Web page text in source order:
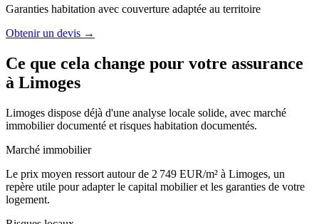
Garanties habitation avec couverture adaptée au territoire
Obtenir un devis →
Ce que cela change pour votre assurance
à Limoges
Limoges dispose déjà d'une analyse locale solide, avec marché
immobilier documenté et risques habitation documentés.
Marché immobilier
Le prix moyen ressort autour de 2 749 EUR/m² à Limoges, un
repère utile pour adapter le capital mobilier et les garanties de votre
logement.